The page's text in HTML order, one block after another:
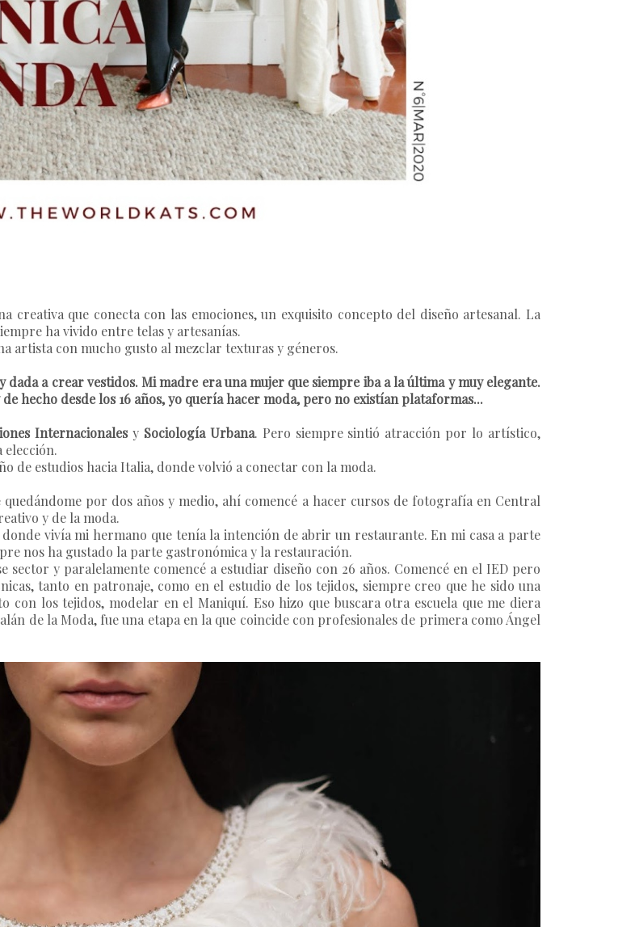
creativa que conecta con las emociones, un exquisito concepto del diseño artesanal. La
ha vivido entre telas y artesanías.
artista con mucho gusto al mezclar texturas y géneros.
a crear vestidos. Mi madre era una mujer que siempre iba a la última y muy elegante.
hecho desde los 16 años, yo quería hacer moda, pero no existían plataformas...
Internacionalesy Sociología Urbana. Pero siempre sintió atracción por lo artístico,
elección.
de estudios hacia Italia, donde volvió a conectar con la moda.
por dos años y medio, ahí comencé a hacer cursos de fotografía en Central
y de la moda.
vivía mi hermano que tenía la intención de abrir un restaurante. En mi casa a parte
nos ha gustado la parte gastronómica y la restauración.
sector y paralelamente comencé a estudiar diseño con 26 años. Comencé en el IED pero
tanto en patronaje, como en el estudio de los tejidos, siempre creo que he sido una
con los tejidos, modelar en el Maniquí. Eso hizo que buscara otra escuela que me diera
de la Moda, fue una etapa en la que coincide con profesionales de primera como Ángel